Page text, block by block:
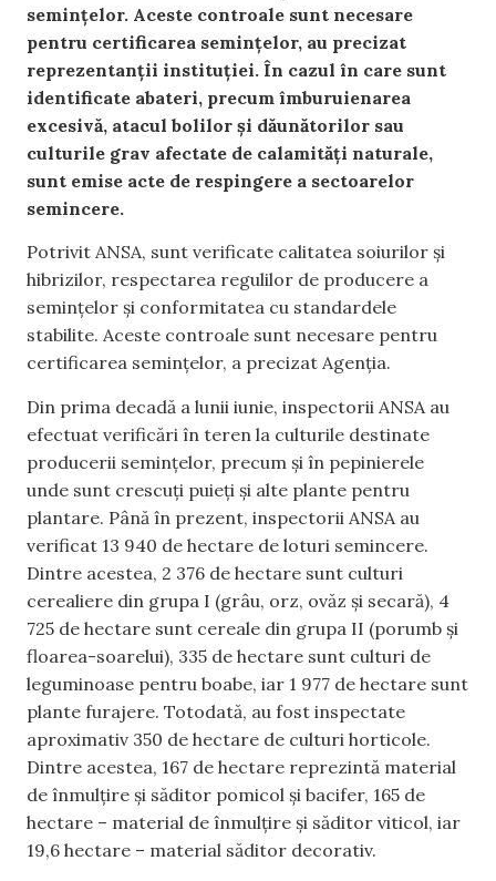
semințelor. Aceste controale sunt necesare
pentru certificarea semințelor, au precizat
reprezentanții instituției. În cazul în care sunt
identificate abateri, precum îmburuienarea
excesivă, atacul bolilor și dăunătorilor sau
culturile grav afectate de calamități naturale,
sunt emise acte de respingere a sectoarelor
semincere.
Potrivit ANSA, sunt verificate calitatea soiurilor și
hibrizilor, respectarea regulilor de producere a
semințelor și conformitatea cu standardele
stabilite. Aceste controale sunt necesare pentru
certificarea semințelor, a precizat Agenția.
Din prima decadă a lunii iunie, inspectorii ANSA au
efectuat verificări în teren la culturile destinate
producerii semințelor, precum și în pepinierele
unde sunt crescuți puieți și alte plante pentru
plantare. Până în prezent, inspectorii ANSA au
verificat 13 940 de hectare de loturi semincere.
Dintre acestea, 2 376 de hectare sunt culturi
cerealiere din grupa I (grâu, orz, ovăz și secară), 4
725 de hectare sunt cereale din grupa II (porumb și
floarea-soarelui), 335 de hectare sunt culturi de
leguminoase pentru boabe, iar 1 977 de hectare sunt
plante furajere. Totodată, au fost inspectate
aproximativ 350 de hectare de culturi horticole.
Dintre acestea, 167 de hectare reprezintă material
de înmulțire și săditor pomicol și bacifer, 165 de
hectare – material de înmulțire și săditor viticol, iar
19,6 hectare – material săditor decorativ.